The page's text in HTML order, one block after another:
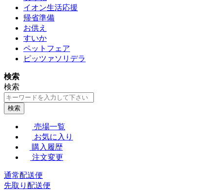
イオン生活応援
帰省準備
お供え
すいか
ペットフェア
ピッツァソリデラ
検索
検索
検索
売場一覧
お気に入り
購入履歴
注文変更
通常配送便
先取り配送便